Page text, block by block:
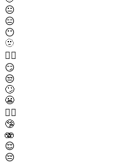
😐
😑
😶
🫥
😶‍🌫️
😏
😒
🙄
😬
😮‍💨
🤥
🫨
😌
😔